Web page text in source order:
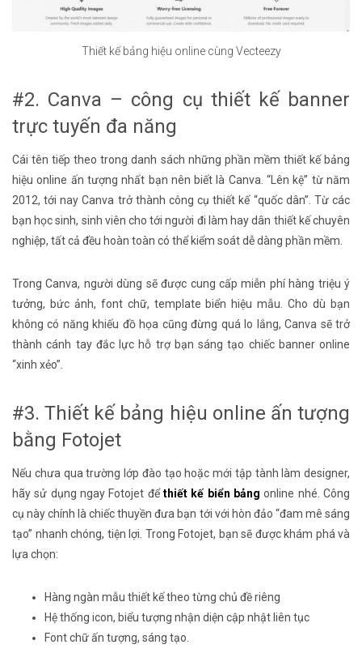
Thiết kế bảng hiệu online cùng Vecteezy
#2. Canva – công cụ thiết kế banner
trực tuyến đa năng
Cái tên tiếp theo trong danh sách những phần mềm thiết kế bảng
hiệu online ấn tượng nhất bạn nên biết là Canva. “Lên kệ” từ năm
2012, tới nay Canva trở thành công cụ thiết kế “quốc dân”. Từ các
bạn học sinh, sinh viên cho tới người đi làm hay dân thiết kế chuyên
nghiệp, tất cả đều hoàn toàn có thể kiểm soát dễ dàng phần mềm.
Trong Canva, người dùng sẽ được cung cấp miễn phí hàng triệu ý
tưởng, bức ảnh, font chữ, template biển hiệu mẫu. Cho dù bạn
không có năng khiếu đồ họa cũng đừng quá lo lắng, Canva sẽ trở
thành cánh tay đắc lực hỗ trợ bạn sáng tạo chiếc banner online
“xinh xẻo”.
#3. Thiết kế bảng hiệu online ấn tượng
bằng Fotojet
Nếu chưa qua trường lớp đào tạo hoặc mới tập tành làm designer,
hãy sử dụng ngay Fotojet đểthiết kế biển bảng online nhé. Công
cụ này chính là chiếc thuyền đưa bạn tới với hòn đảo “đam mê sáng
tạo” nhanh chóng, tiện lợi. Trong Fotojet, bạn sẽ được khám phá và
lựa chọn:
Hàng ngàn mẫu thiết kế theo từng chủ đề riêng
Hệ thống icon, biểu tượng nhận diện cập nhật liên tục
Font chữ ấn tượng, sáng tạo.